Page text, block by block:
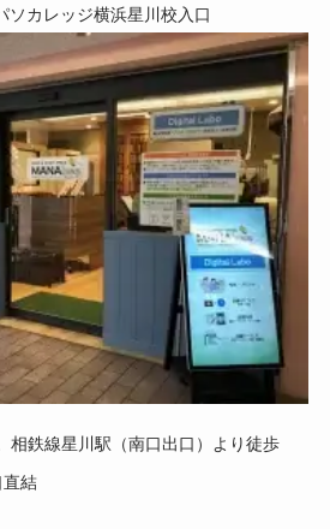
ソカレッジ横浜星川校入口
相鉄線星川駅（南口出口）より徒歩
直結